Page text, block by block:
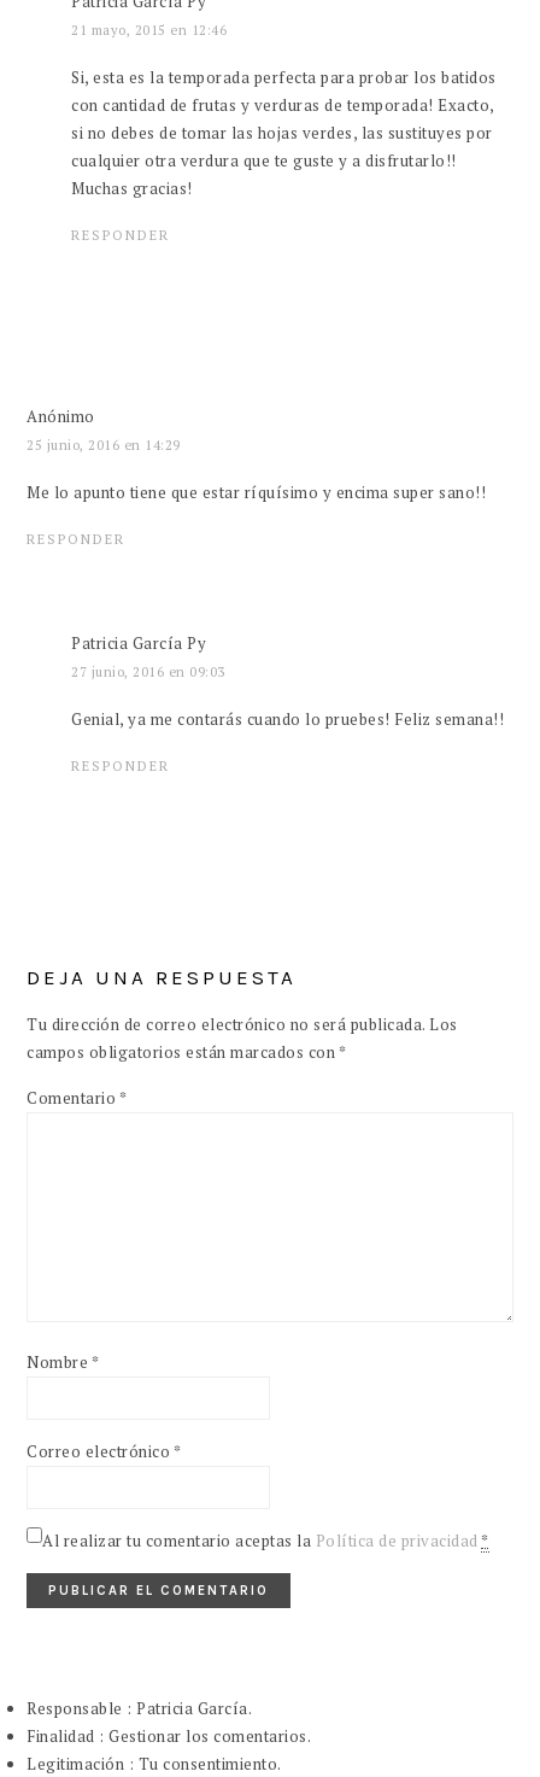
21 mayo, 2015 en 12:46
Si, esta es la temporada perfecta para probar los batidos
con cantidad de frutas y verduras de temporada! Exacto,
si no debes de tomar las hojas verdes, las sustituyes por
cualquier otra verdura que te guste y a disfrutarlo!!
Muchas gracias!
RESPONDER
Anónimo
25 junio, 2016 en 14:29
Me lo apunto tiene que estar ríquísimo y encima super sano!!
RESPONDER
Patricia García Py
27 junio, 2016 en 09:03
Genial, ya me contarás cuando lo pruebes! Feliz semana!!
RESPONDER
DEJA UNA RESPUESTA
Tu dirección de correo electrónico no será publicada. Los
campos obligatorios están marcados con *
Comentario *
Nombre *
Correo electrónico *
Al realizar tu comentario aceptas la Política de privacidad *
Responsable : Patricia García.
Finalidad : Gestionar los comentarios.
Legitimación : Tu consentimiento.